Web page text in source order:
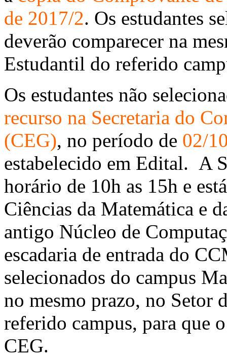
de 2017/2. Os estudantes
deverão comparecer na
Estudantil do referido
Os estudantes não
recurso na Secretaria do
(CEG), no período de 02/
estabelecido em Edital. A
horário de 10h as 15h e
Ciências da Matemática e
antigo Núcleo de
escadaria de entrada do
selecionados do campus
no mesmo prazo, no Setor
referido campus, para que
CEG.